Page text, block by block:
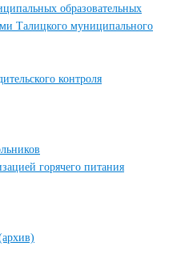
образовательных
Талицкого муниципального
контроля
горячего питания